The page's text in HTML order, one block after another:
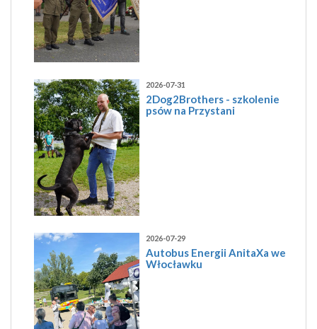
2026-07-31
2Dog2Brothers - szkolenie
psów na Przystani
2026-07-29
Autobus Energii AnitaXa we
Włocławku